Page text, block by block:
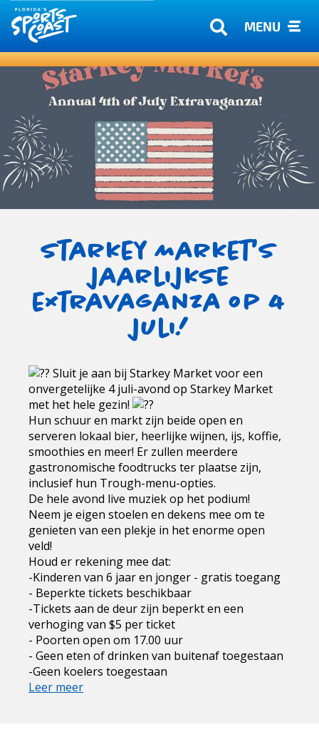
MENU
Starkey Market's
jaarlijkse
extravaganza op 4
juli!
Sluit je aan bij Starkey Market voor een
onvergetelijke 4 juli-avond op Starkey Market
met het hele gezin!
Hun schuur en markt zijn beide open en
serveren lokaal bier, heerlijke wijnen, ijs, koffie,
smoothies en meer! Er zullen meerdere
gastronomische foodtrucks ter plaatse zijn,
inclusief hun Trough-menu-opties.
De hele avond live muziek op het podium!
Neem je eigen stoelen en dekens mee om te
genieten van een plekje in het enorme open
veld!
Houd er rekening mee dat:
-Kinderen van 6 jaar en jonger - gratis toegang
- Beperkte tickets beschikbaar
-Tickets aan de deur zijn beperkt en een
verhoging van $5 per ticket
- Poorten open om 17.00 uur
- Geen eten of drinken van buitenaf toegestaan
-Geen koelers toegestaan
Leer meer